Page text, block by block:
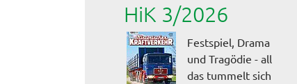
HiK 3/2026
Festspiel, Drama
und Tragödie - all
das tummelt sich